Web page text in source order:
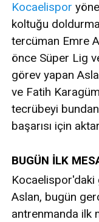
Kocaelispor
koltuğu
tercüman Emre
önce Süper Lig
görev yapan
ve Fatih
tecrübeyi
başarısı için
BUGÜN İLK
Kocaelispor'daki
Aslan, bugün
antrenmanda ilk